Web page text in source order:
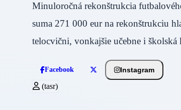
Minuloročná rekonštrukcia
suma 271 000 eur na rekonštrukciu
telocvični, vonkajšie učebne i školská
Facebook Instagram
(tasr)